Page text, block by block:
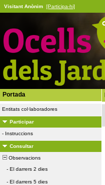
Visitant Anònim [Participa-hi]
Portada
Entitats col·laboradores
Participar
- Instruccions
Consultar
Observacions
- El darrers 2 dies
- El darrers 5 dies